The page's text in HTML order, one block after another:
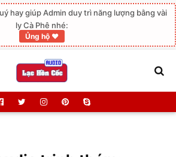
hay giúp Admin duy trì năng lượng bằng vài
ly Cà Phê nhé:
Ủng hộ ❤️